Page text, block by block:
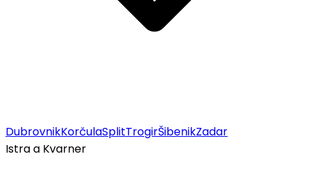
DubrovnikKorčulaSplitTrogirŠibenikZadar
Istra a Kvarner